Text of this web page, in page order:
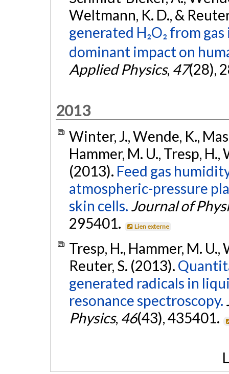
Weltmann, K. D., &
generated H₂O₂ from
dominant impact on
Applied Physics, 47(28),
2013
Winter, J., Wende, K.,
Hammer, M. U., Tresp,
(2013). Feed gas
atmospheric-pressure
skin cells. Journal of
295401.
Lien externe
Tresp, H., Hammer, M.
Reuter, S. (2013).
generated radicals in
resonance spectroscopy.
Physics, 46(43), 435401.